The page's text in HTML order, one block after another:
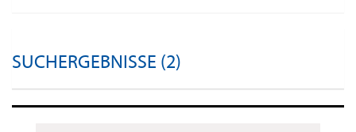
SUCHERGEBNISSE (2)